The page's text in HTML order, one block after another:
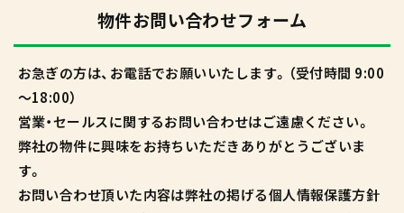
物件お問い合わせフォーム
お急ぎの方は、お電話でお願いいたします。（受付時間 9:00
～18:00）
営業・セールスに関するお問い合わせはご遠慮ください。
弊社の物件に興味をお持ちいただきありがとうございま
す。
お問い合わせ頂いた内容は弊社の掲げる個人情報保護方針